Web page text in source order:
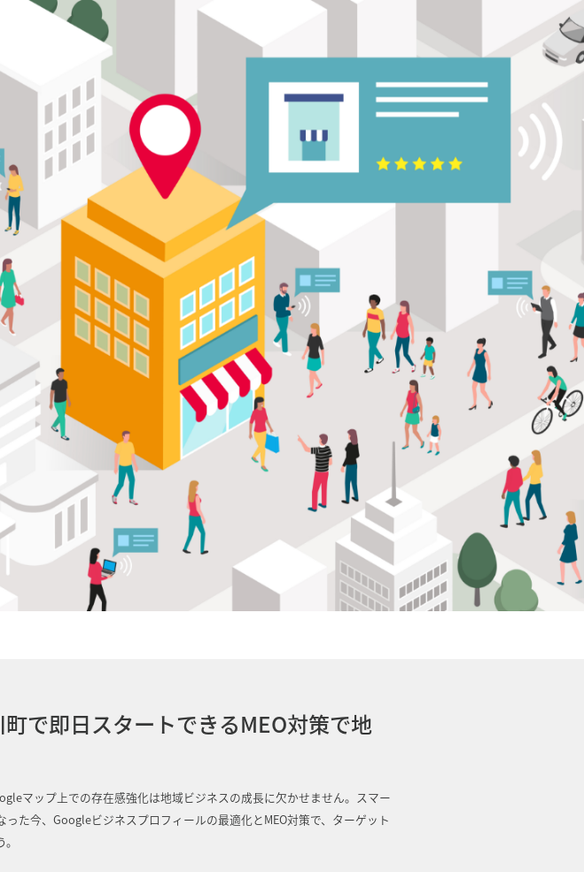
で即日スタートできるMEO対策で地
マップ上での存在感強化は地域ビジネスの成長に欠かせません。スマー
った今、Googleビジネスプロフィールの最適化とMEO対策で、ターゲット